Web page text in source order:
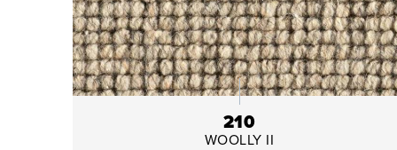
210
WOOLLY II